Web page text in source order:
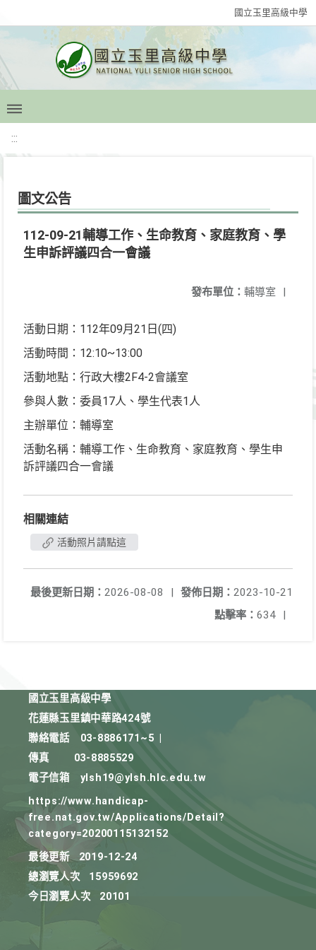
國立玉里高級中學
:::
圖文公告
112-09-21輔導工作、生命教育、家庭教育、學
生申訴評議四合一會議
發布單位： 輔導室 |
活動日期：112年09月21日(四)
活動時間：12:10~13:00
活動地點：行政大樓2F4-2會議室
參與人數：委員17人、學生代表1人
主辦單位：輔導室
活動名稱：輔導工作、生命教育、家庭教育、學生申
訴評議四合一會議
相關連結
活動照片請點這
發佈日期： 2023-10-21
最後更新日期： 2026-08-08
|
點擊率： 634 |
國立玉里高級中學
花蓮縣玉里鎮中華路424號
聯絡電話
03-8886171~5
傳真
03-8885529
電子信箱
ylsh19@ylsh.hlc.edu.tw
https://www.handicap-
free.nat.gov.tw/Applications/Detail?
category=20200115132152
最後更新
2019-12-24
總瀏覽人次
15959692
今日瀏覽人次
20101